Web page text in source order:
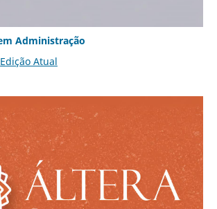
Administração
Edição Atual